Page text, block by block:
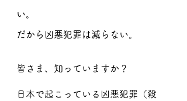
い。
だから凶悪犯罪は減らない。
皆さま、知っていますか？
日本で起こっている凶悪犯罪（殺